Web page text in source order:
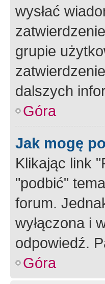
wysłać
grupie
dalszych
Góra
Jak mogę
Klikając link
"podbić"
forum.
wyłączona i
odpowiedź.
Góra